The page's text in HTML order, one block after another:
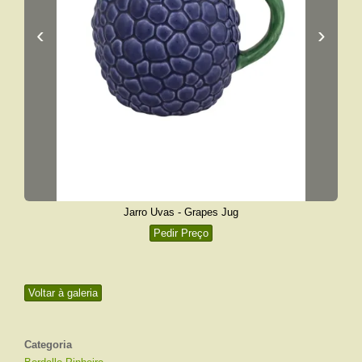
Voltar à galeria
Categoria
‹ ›
Jarro Uvas - Grapes Jug
Pedir Preço